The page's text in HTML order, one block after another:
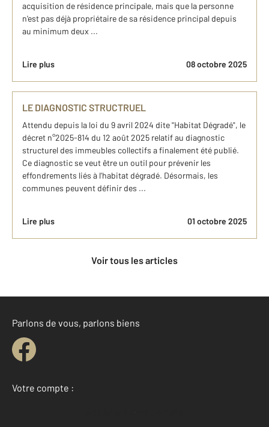
acquisition de résidence principale, mais que la personne
n'est pas déjà propriétaire de sa résidence principal depuis
au minimum deux ...
Lire plus 08 octobre 2025
LE DIAGNOSTIC STRUCTRUEL
Attendu depuis la loi du 9 avril 2024 dite "Habitat Dégradé", le
décret n°2025-814 du 12 août 2025 relatif au diagnostic
structurel des immeubles collectifs a finalement été publié.
Ce diagnostic se veut être un outil pour prévenir les
effondrements liés à l'habitat dégradé. Désormais, les
communes peuvent définir des ...
Lire plus 01 octobre 2025
Voir tous les articles
Parlons de vous, parlons biens
Votre compte :
Accéder à mon compte